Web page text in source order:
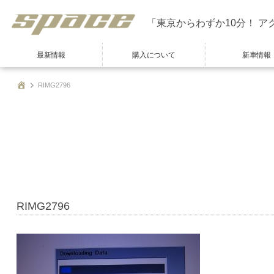
「東京からわずか10分！ ア
最新情報 購入について 新車情報
RIMG2796
RIMG2796